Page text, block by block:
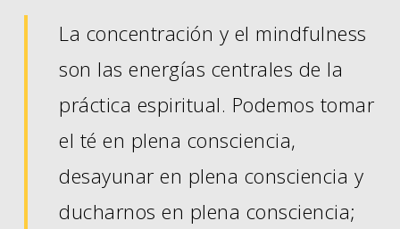
La concentración y el mindfulness
son las energías centrales de la
práctica espiritual. Podemos tomar
el té en plena consciencia,
desayunar en plena consciencia y
ducharnos en plena consciencia;